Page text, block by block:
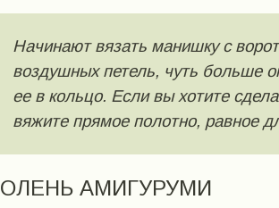
Начинают вязать манишку с
воздушных петель, чуть больше
ее в кольцо. Если вы хотите
вяжите прямое полотно, равное
ОЛЕНЬ АМИГУРУМИ